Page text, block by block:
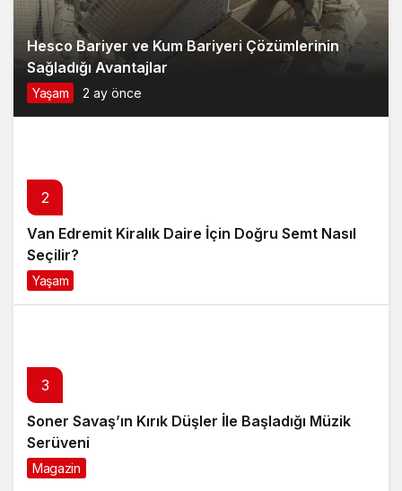
Hesco Bariyer ve Kum Bariyeri Çözümlerinin
Sağladığı Avantajlar
Yaşam 2 ay önce
2
Van Edremit Kiralık Daire İçin Doğru Semt Nasıl
Seçilir?
Yaşam
3
Soner Savaş’ın Kırık Düşler İle Başladığı Müzik
Serüveni
Magazin